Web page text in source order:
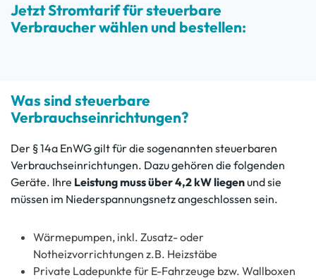
Jetzt Stromtarif für steuerbare
Verbraucher wählen und bestellen:
Was sind steuerbare
Verbrauchseinrichtungen?
Der § 14a EnWG gilt für die sogenannten steuerbaren
Verbrauchseinrichtungen. Dazu gehören die folgenden
Geräte. Ihre Leistung muss über 4,2 kW liegenund sie
müssen im Niederspannungsnetz angeschlossen sein.
Wärmepumpen, inkl. Zusatz- oder
Notheizvorrichtungen z.B. Heizstäbe
Private Ladepunkte für E-Fahrzeuge bzw. Wallboxen